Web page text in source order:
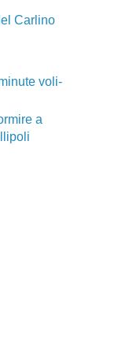
Carlino
voli-
a